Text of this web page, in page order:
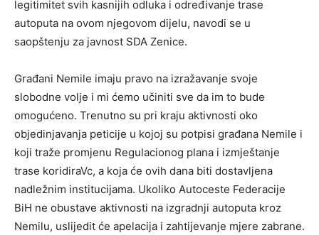
legitimitet svih kasnijih odluka i određivanje trase
autoputa na ovom njegovom dijelu, navodi se u
saopštenju za javnost SDA Zenice.
Građani Nemile imaju pravo na izražavanje svoje
slobodne volje i mi ćemo učiniti sve da im to bude
omogućeno. Trenutno su pri kraju aktivnosti oko
objedinjavanja peticije u kojoj su potpisi građana Nemile i
koji traže promjenu Regulacionog plana i izmještanje
trase koridiraVc, a koja će ovih dana biti dostavljena
nadležnim institucijama. Ukoliko Autoceste Federacije
BiH ne obustave aktivnosti na izgradnji autoputa kroz
Nemilu, uslijedit će apelacija i zahtijevanje mjere zabrane.